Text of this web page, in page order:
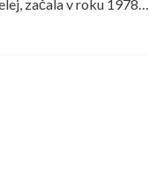
začala v roku 1978…